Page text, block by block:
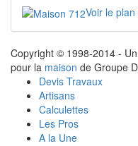
Voir le
Copyright © 1998-2014 -
pour la maison de Groupe
Devis Travaux
Artisans
Calculettes
Les Pros
A la Une